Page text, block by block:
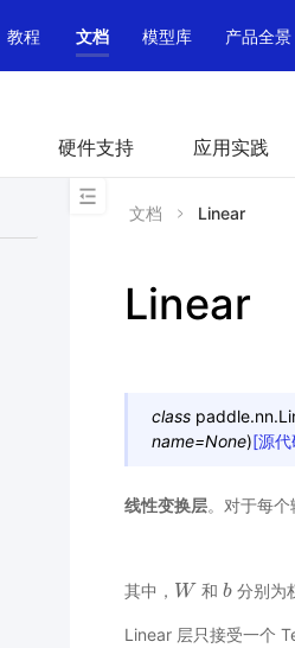
教程 文档 模型库 产品全景
硬件支持 应用实践
文档 Linear
Linear
class paddle.nn.
name=None)[源
线性变换层。对于每
其中， W
W 和b
b 分别为
Linear 层只接受一个